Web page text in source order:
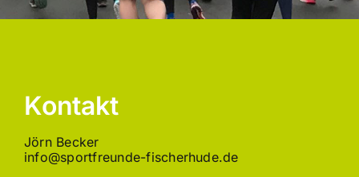
Kontakt
Jörn Becker
info@sportfreunde-fischerhude.de